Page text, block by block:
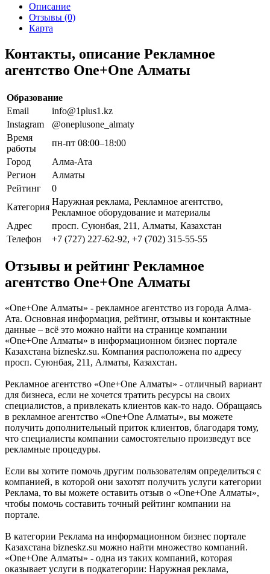
Описание
Отзывы (0)
Карта
Контакты, описание Рекламное
агентство One+One Алматы
Образование
Email
info@1plus1.kz
Instagram
@oneplusone_almaty
Время
работы
пн-пт 08:00–18:00
Город
Алма-Ата
Регион
Алматы
Рейтинг
0
Категория
Наружная реклама, Рекламное агентство,
Рекламное оборудование и материалы
Адрес
просп. Суюнбая, 211, Алматы, Казахстан
Телефон
+7 (727) 227-62-92, +7 (702) 315-55-55
Отзывы и рейтинг Рекламное
агентство One+One Алматы
«One+One Алматы» - рекламное агентство из города Алма-
Ата. Основная информация, рейтинг, отзывы и контактные
данные – всё это можно найти на странице компании
«One+One Алматы» в информационном бизнес портале
Казахстана bizneskz.su. Компания расположена по адресу
просп. Суюнбая, 211, Алматы, Казахстан.
Рекламное агентство «One+One Алматы» - отличный вариант
для бизнеса, если не хочется тратить ресурсы на своих
специалистов, а привлекать клиентов как-то надо. Обращаясь
в рекламное агентство «One+One Алматы», вы можете
получить дополнительный приток клиентов, благодаря тому,
что специалисты компании самостоятельно произведут все
рекламные процедуры.
Если вы хотите помочь другим пользователям определиться с
компанией, в которой они захотят получить услуги категории
Реклама, то вы можете оставить отзыв о «One+One Алматы»,
чтобы помочь составить точный рейтинг компании на
портале.
В категории Реклама на информационном бизнес портале
Казахстана bizneskz.su можно найти множество компаний.
«One+One Алматы» - одна из таких компаний, которая
оказывает услуги в подкатегории: Наружная реклама,